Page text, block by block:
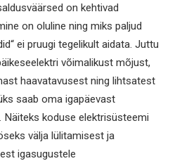
on kehtivad
on oluline ning miks paljud
ei pruugi tegelikult aidata. Juttu
võimalikust mõjust,
haavatavusest ning lihtsatest
saab oma igapäevast
Näiteks koduse elektrisüsteemi
välja lülitamisest ja
igasugustele